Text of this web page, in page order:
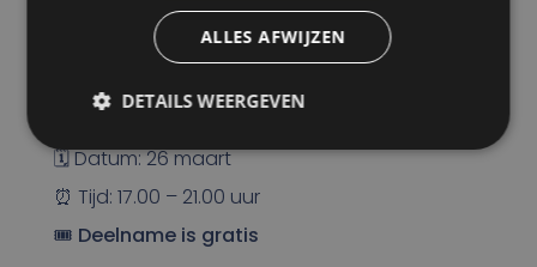
Praktische informatie
🗓 Datum: 26 maart
⏰ Tijd: 17.00 – 21.00 uur
🎟 Deelname is gratis
ALLES AFWIJZEN
DETAILS WEERGEVEN